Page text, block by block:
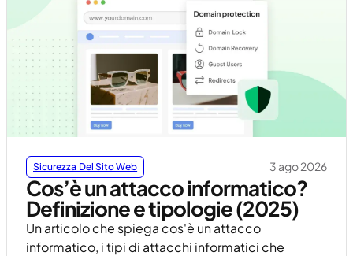
Sicurezza Del Sito Web 3 ago 2026
Cos’è un attacco informatico?
Definizione e tipologie (2025)
Un articolo che spiega cos'è un attacco
informatico, i tipi di attacchi informatici che